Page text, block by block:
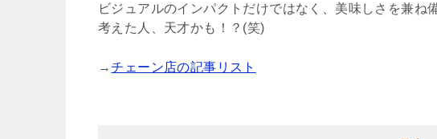
ビジュアルのインパクトだけではなく、美味しさを兼ね
考えた人、天才かも！？(笑)
→チェーン店の記事リスト